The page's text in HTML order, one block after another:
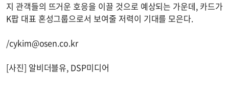
지 관객들의 뜨거운 호응을 이끌 것으로 예상되는 가운데, 카드가
K팝 대표 혼성그룹으로서 보여줄 저력이 기대를 모은다.
/cykim@osen.co.kr
[사진] 알비더블유, DSP미디어